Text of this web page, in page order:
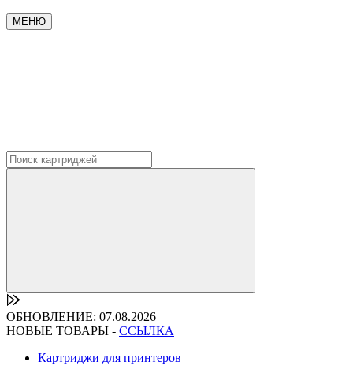
МЕНЮ
ОБНОВЛЕНИЕ: 07.08.2026
НОВЫЕ ТОВАРЫ - ССЫЛКА
Картриджи для принтеров